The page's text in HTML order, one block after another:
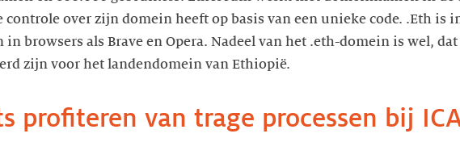
controle over zijn domein heeft op basis van een unieke code. .Eth is
in browsers als Brave en Opera. Nadeel van het .eth-domein is wel,
zijn voor het landendomein van Ethiopië.
profiteren van trage processen bij